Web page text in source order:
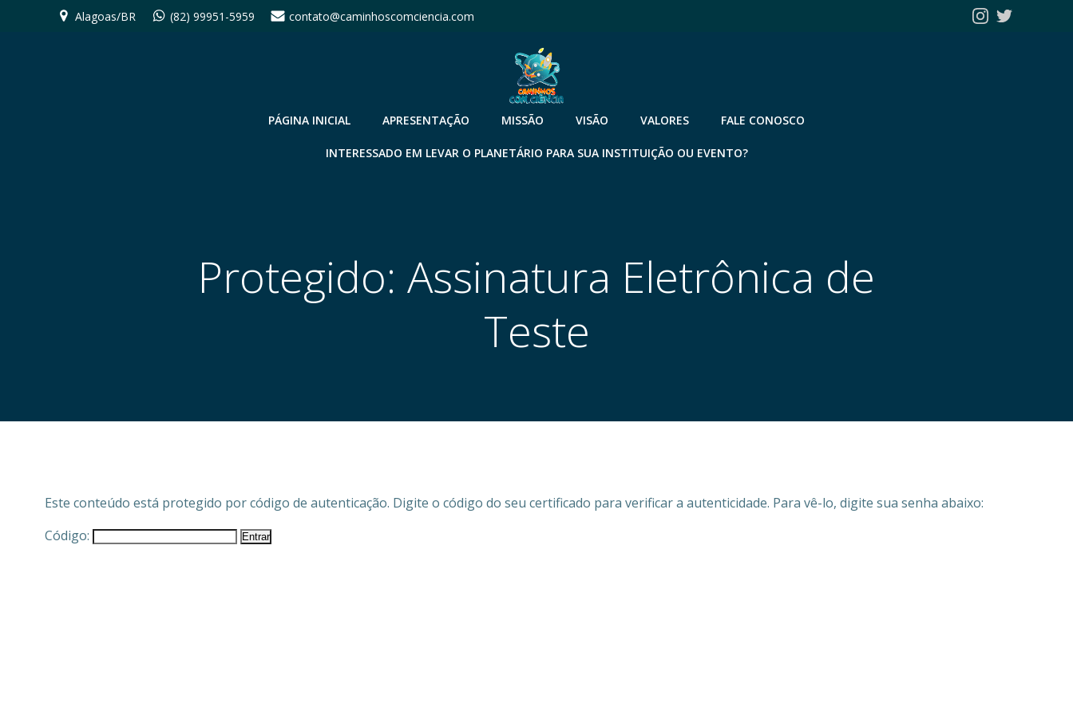
Alagoas/BR (82) 99951-5959 contato@caminhoscomciencia.com
PÁGINA INICIAL APRESENTAÇÃO MISSÃO VISÃO VALORES FALE CONOSCO
INTERESSADO EM LEVAR O PLANETÁRIO PARA SUA INSTITUIÇÃO OU EVENTO?
Protegido: Assinatura Eletrônica de
Teste
Este conteúdo está protegido por código de autenticação. Digite o código do seu certificado para verificar a autenticidade. Para vê-lo, digite sua senha abaixo:
Código: